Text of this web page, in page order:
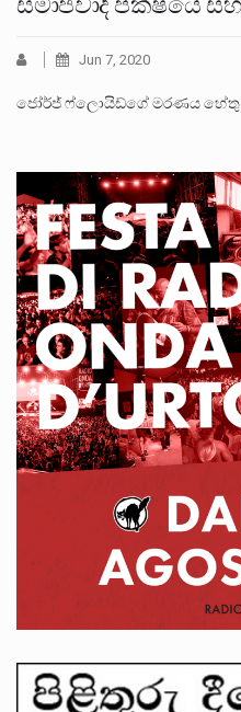
Jun 7, 2020
ජෝර්ජ් ෆ්ලොයිඩ්ගේ මරණය හේතු